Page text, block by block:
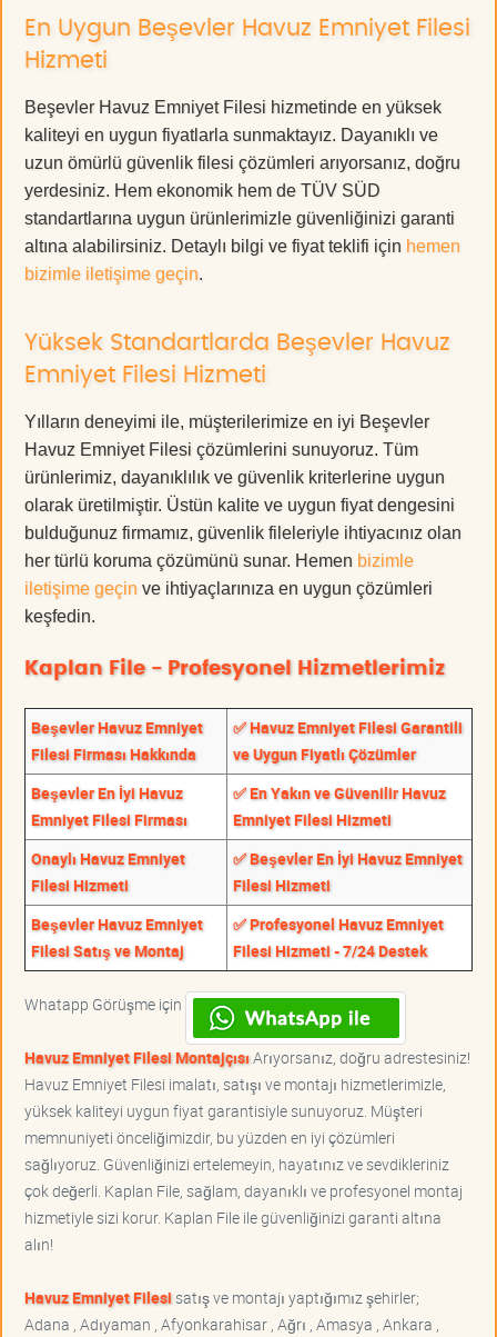
En Uygun Beşevler Havuz Emniyet Filesi
Hizmeti
Beşevler Havuz Emniyet Filesi hizmetinde en yüksek
kaliteyi en uygun fiyatlarla sunmaktayız. Dayanıklı ve
uzun ömürlü güvenlik filesi çözümleri arıyorsanız, doğru
yerdesiniz. Hem ekonomik hem de TÜV SÜD
standartlarına uygun ürünlerimizle güvenliğinizi garanti
altına alabilirsiniz. Detaylı bilgi ve fiyat teklifi için hemen
bizimle iletişime geçin.
Yüksek Standartlarda Beşevler Havuz
Emniyet Filesi Hizmeti
Yılların deneyimi ile, müşterilerimize en iyi Beşevler
Havuz Emniyet Filesi çözümlerini sunuyoruz. Tüm
ürünlerimiz, dayanıklılık ve güvenlik kriterlerine uygun
olarak üretilmiştir. Üstün kalite ve uygun fiyat dengesini
bulduğunuz firmamız, güvenlik fileleriyle ihtiyacınız olan
her türlü koruma çözümünü sunar. Hemen bizimle
iletişime geçin ve ihtiyaçlarınıza en uygun çözümleri
keşfedin.
Kaplan File - Profesyonel Hizmetlerimiz
Beşevler Havuz Emniyet
Filesi Firması Hakkında
✅ Havuz Emniyet Filesi Garantili
ve Uygun Fiyatlı Çözümler
Beşevler En İyi Havuz
Emniyet Filesi Firması
✅ En Yakın ve Güvenilir Havuz
Emniyet Filesi Hizmeti
Onaylı Havuz Emniyet
Filesi Hizmeti
✅ Beşevler En İyi Havuz Emniyet
Filesi Hizmeti
Beşevler Havuz Emniyet
Filesi Satış ve Montaj
✅ Profesyonel Havuz Emniyet
Filesi Hizmeti - 7/24 Destek
Whatapp Görüşme için
Havuz Emniyet Filesi MontajçısıArıyorsanız, doğru adrestesiniz!
Havuz Emniyet Filesi imalatı, satışı ve montajı hizmetlerimizle,
yüksek kaliteyi uygun fiyat garantisiyle sunuyoruz. Müşteri
memnuniyeti önceliğimizdir, bu yüzden en iyi çözümleri
sağlıyoruz. Güvenliğinizi ertelemeyin, hayatınız ve sevdikleriniz
çok değerli. Kaplan File, sağlam, dayanıklı ve profesyonel montaj
hizmetiyle sizi korur. Kaplan File ile güvenliğinizi garanti altına
alın!
Havuz Emniyet Filesisatış ve montajı yaptığımız şehirler;
Adana , Adıyaman , Afyonkarahisar , Ağrı , Amasya , Ankara ,